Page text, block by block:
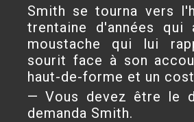
Smith se tourna vers
trentaine d'années qui
moustache qui lui
sourit face à son
haut-de-forme et un
— Vous devez être le
demanda Smith.